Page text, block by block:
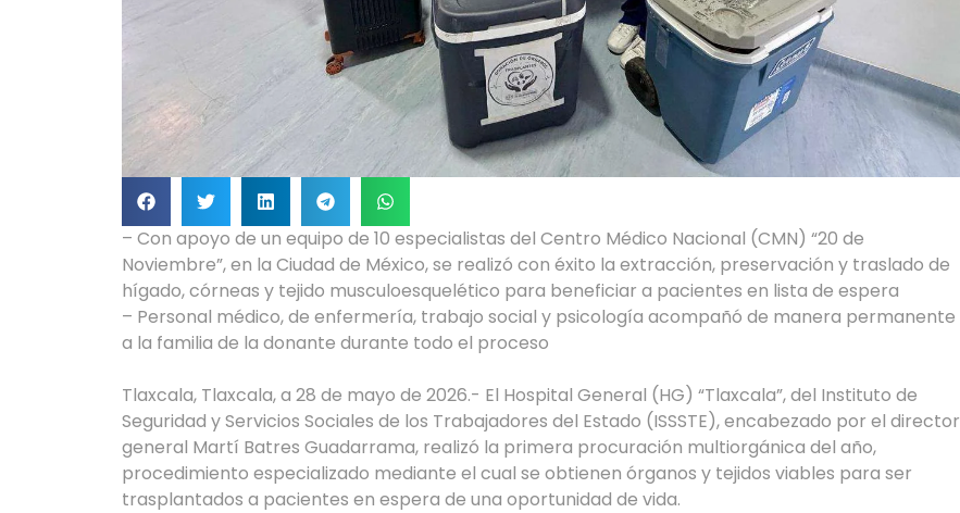
– Con apoyo de un equipo de 10 especialistas del Centro Médico Nacional (CMN) “20 de
Noviembre”, en la Ciudad de México, se realizó con éxito la extracción, preservación y traslado de
hígado, córneas y tejido musculoesquelético para beneficiar a pacientes en lista de espera
– Personal médico, de enfermería, trabajo social y psicología acompañó de manera permanente
a la familia de la donante durante todo el proceso
Tlaxcala, Tlaxcala, a 28 de mayo de 2026.- El Hospital General (HG) “Tlaxcala”, del Instituto de
Seguridad y Servicios Sociales de los Trabajadores del Estado (ISSSTE), encabezado por el director
general Martí Batres Guadarrama, realizó la primera procuración multiorgánica del año,
procedimiento especializado mediante el cual se obtienen órganos y tejidos viables para ser
trasplantados a pacientes en espera de una oportunidad de vida.